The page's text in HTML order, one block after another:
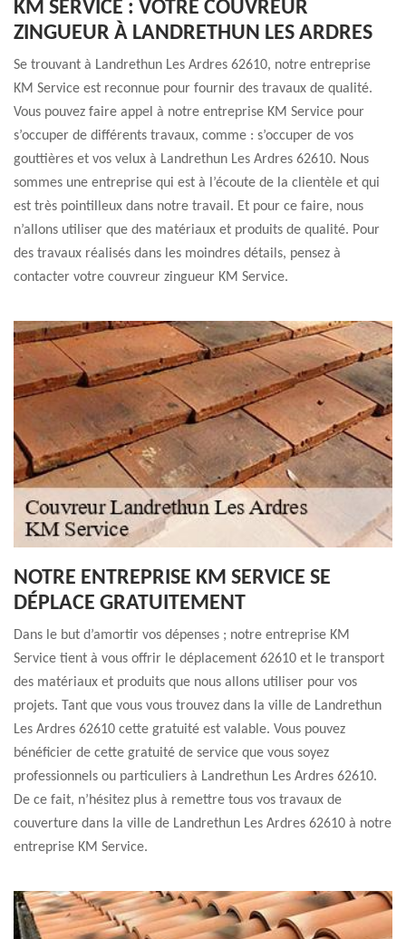
KM SERVICE : VOTRE COUVREUR
ZINGUEUR À LANDRETHUN LES ARDRES
Se trouvant à Landrethun Les Ardres 62610, notre entreprise
KM Service est reconnue pour fournir des travaux de qualité.
Vous pouvez faire appel à notre entreprise KM Service pour
s’occuper de différents travaux, comme : s’occuper de vos
gouttières et vos velux à Landrethun Les Ardres 62610. Nous
sommes une entreprise qui est à l’écoute de la clientèle et qui
est très pointilleux dans notre travail. Et pour ce faire, nous
n’allons utiliser que des matériaux et produits de qualité. Pour
des travaux réalisés dans les moindres détails, pensez à
contacter votre couvreur zingueur KM Service.
NOTRE ENTREPRISE KM SERVICE SE
DÉPLACE GRATUITEMENT
Dans le but d’amortir vos dépenses ; notre entreprise KM
Service tient à vous offrir le déplacement 62610 et le transport
des matériaux et produits que nous allons utiliser pour vos
projets. Tant que vous vous trouvez dans la ville de Landrethun
Les Ardres 62610 cette gratuité est valable. Vous pouvez
bénéficier de cette gratuité de service que vous soyez
professionnels ou particuliers à Landrethun Les Ardres 62610.
De ce fait, n’hésitez plus à remettre tous vos travaux de
couverture dans la ville de Landrethun Les Ardres 62610 à notre
entreprise KM Service.